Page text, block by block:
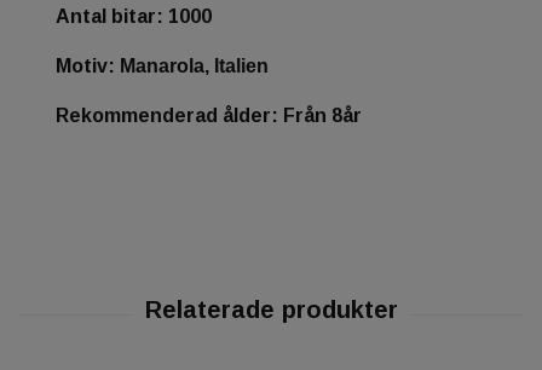
Antal bitar: 1000
Motiv: Manarola, Italien
Rekommenderad ålder: Från 8år